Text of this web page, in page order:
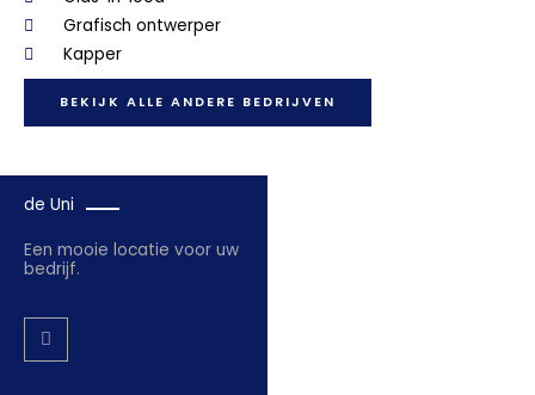
Grafisch ontwerper
Kapper
BEKIJK ALLE ANDERE BEDRIJVEN
de Uni
Een mooie locatie voor uw
bedrijf.